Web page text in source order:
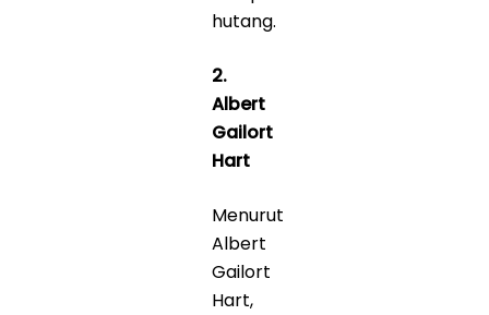
hutang.
2.
Albert
Gailort
Hart
Menurut
Albert
Gailort
Hart,